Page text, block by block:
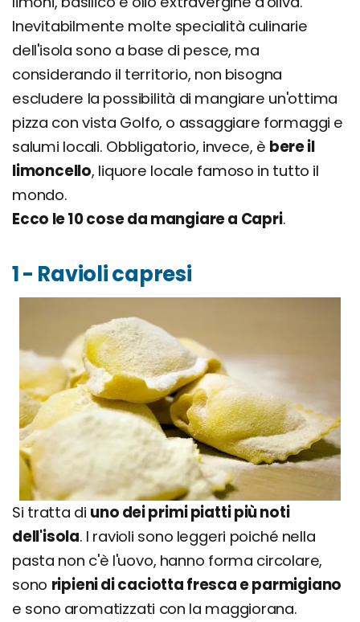
Inevitabilmente molte specialità culinarie
dell'isola sono a base di pesce, ma
considerando il territorio, non bisogna
escludere la possibilità di mangiare un'ottima
pizza con vista Golfo, o assaggiare formaggi e
salumi locali. Obbligatorio, invece, è bere il
limoncello, liquore locale famoso in tutto il
mondo.
Ecco le 10 cose da mangiare a Capri.
1 - Ravioli capresi
Si tratta di uno dei primi piatti più noti
dell'isola. I ravioli sono leggeri poiché nella
pasta non c'è l'uovo, hanno forma circolare,
sono ripieni di caciotta fresca e parmigiano
e sono aromatizzati con la maggiorana.